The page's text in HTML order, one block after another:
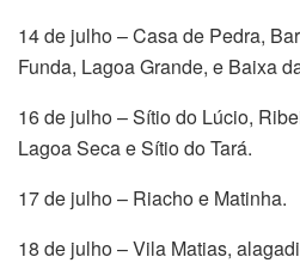
14 de julho – Casa de Pedra,
Funda, Lagoa Grande, e Baixa
16 de julho – Sítio do Lúcio,
Lagoa Seca e Sítio do Tará.
17 de julho – Riacho e Matinha.
18 de julho – Vila Matias,